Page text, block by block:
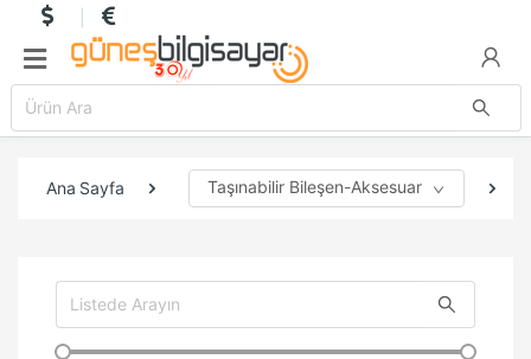
Ana Sayfa Taşınabilir Bileşen-Aksesuar